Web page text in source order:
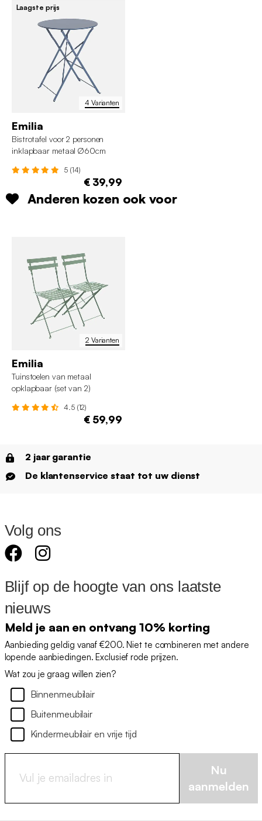
4 Varianten
Laagste prijs
Emilia
Bistrotafel voor 2 personen
inklapbaar metaal Ø60cm
5 (14)
€ 39,99
Anderen kozen ook voor
2 Varianten
Emilia
Tuinstoelen van metaal
opklapbaar (set van 2)
4.5 (12)
€ 59,99
2 jaar garantie
De klantenservice staat tot uw dienst
Volg ons
Blijf op de hoogte van ons laatste
nieuws
Meld je aan en ontvang 10% korting
Aanbieding geldig vanaf €200. Niet te combineren met andere
lopende aanbiedingen. Exclusief rode prijzen.
Wat zou je graag willen zien?
Binnenmeubilair
Buitenmeubilair
Kindermeubilair en vrije tijd
Nu
aanmelden